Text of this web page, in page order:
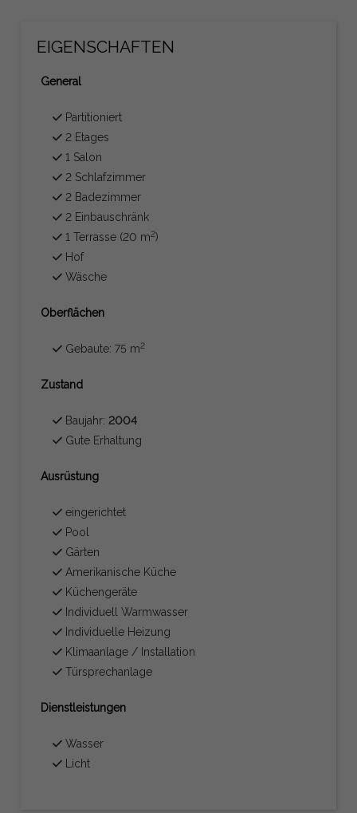
EIGENSCHAFTEN
General
Partitioniert
2 Etages
1 Salon
2 Schlafzimmer
2 Badezimmer
2 Einbauschränk
1 Terrasse (20 m2)
Hof
Wäsche
Oberflächen
Gebaute: 75 m2
Zustand
Baujahr: 2004
Gute Erhaltung
Ausrüstung
eingerichtet
Pool
Gärten
Amerikanische Küche
Küchengeräte
Individuell Warmwasser
Individuelle Heizung
Klimaanlage / Installation
Türsprechanlage
Dienstleistungen
Wasser
Licht